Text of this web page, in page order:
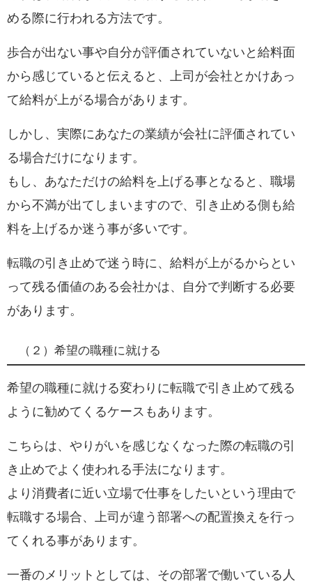
める際に行われる方法です。
歩合が出ない事や自分が評価されていないと給料面
から感じていると伝えると、
上司が会社とかけあっ
て給料が上がる場合があります。
しかし、実際にあなたの業績が会社に評価されてい
る場合だけになります。
もし、あなただけの給料を上げる事となると、職場
から不満が出てしまいますので、引き止める側も給
料を上げるか迷う事が多いです。
転職の引き止めで迷う時に、 給料が上がるからとい
って残る価値のある会社かは、自分で判断する必要
があります。
（２）希望の職種に就ける
希望の職種に就ける変わりに転職で引き止めて残る
ように勧めてくるケースもあります。
こちらは、やりがいを感じなくなった際の転職の引
き止めでよく使われる手法になります。
より消費者に近い立場で仕事をしたいという理由で
転職する場合、
上司が違う部署への配置換えを行っ
てくれる事があります。
一番のメリットとしては、その部署で働いている人